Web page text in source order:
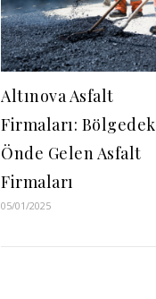
Altınova Asfalt
Firmaları:
Önde Gelen Asfalt
Firmaları
05/01/2025